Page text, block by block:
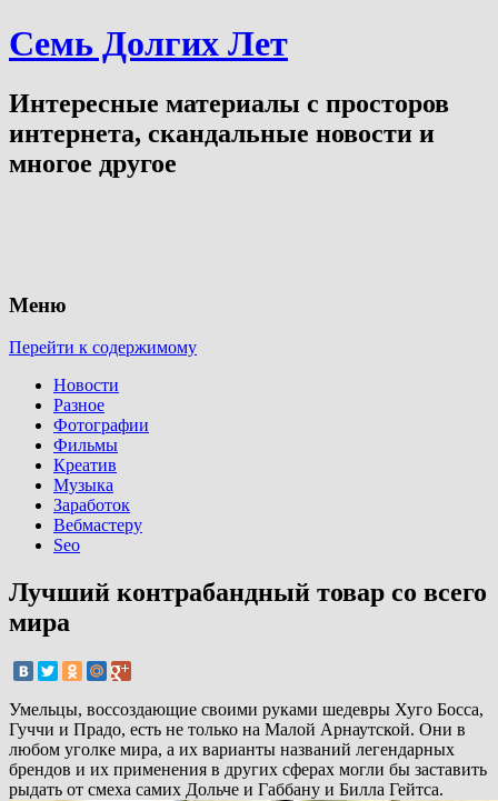
Семь Долгих Лет
Интересные материалы с просторов
интернета, скандальные новости и
многое другое
Меню
Перейти к содержимому
Новости
Разное
Фотографии
Фильмы
Креатив
Музыка
Заработок
Вебмастеру
Seo
Лучший контрабандный товар со всего
мира
Умельцы, воссоздающие своими руками шедевры Хуго Босса,
Гуччи и Прадо, есть не только на Малой Арнаутской. Они в
любом уголке мира, а их варианты названий легендарных
брендов и их применения в других сферах могли бы заставить
рыдать от смеха самих Дольче и Габбану и Билла Гейтса.